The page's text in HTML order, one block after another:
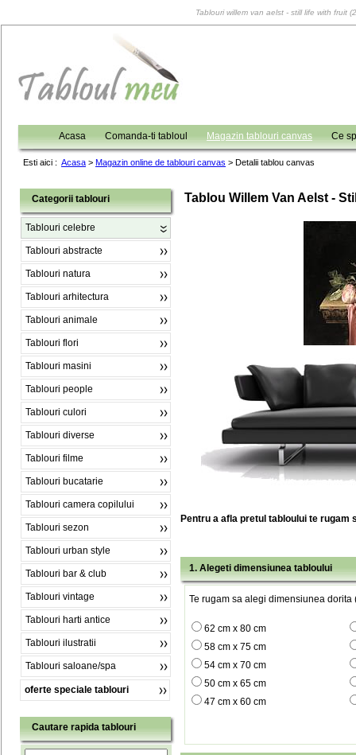
Tablouri willem van aelst - still life with fruit
Acasa Comanda-ti tabloul Magazin tablouri canvas Ce
Esti aici : Acasa > Magazin online de tablouri canvas > Detalii tablou canvas
Categorii tablouri
Tablouri celebre
Tablouri abstracte
Tablouri natura
Tablouri arhitectura
Tablouri animale
Tablouri flori
Tablouri masini
Tablouri people
Tablouri culori
Tablouri diverse
Tablouri filme
Tablouri bucatarie
Tablouri camera copilului
Tablouri sezon
Tablouri urban style
Tablouri bar & club
Tablouri vintage
Tablouri harti antice
Tablouri ilustratii
Tablouri saloane/spa
oferte speciale tablouri
Cautare rapida tablouri
Tablou Willem Van Aelst -
Pentru a afla pretul tabloului te rugam
1. Alegeti dimensiunea tabloului
Te rugam sa alegi dimensiunea dorita
62 cm x 80 cm
58 cm x 75 cm
54 cm x 70 cm
50 cm x 65 cm
47 cm x 60 cm